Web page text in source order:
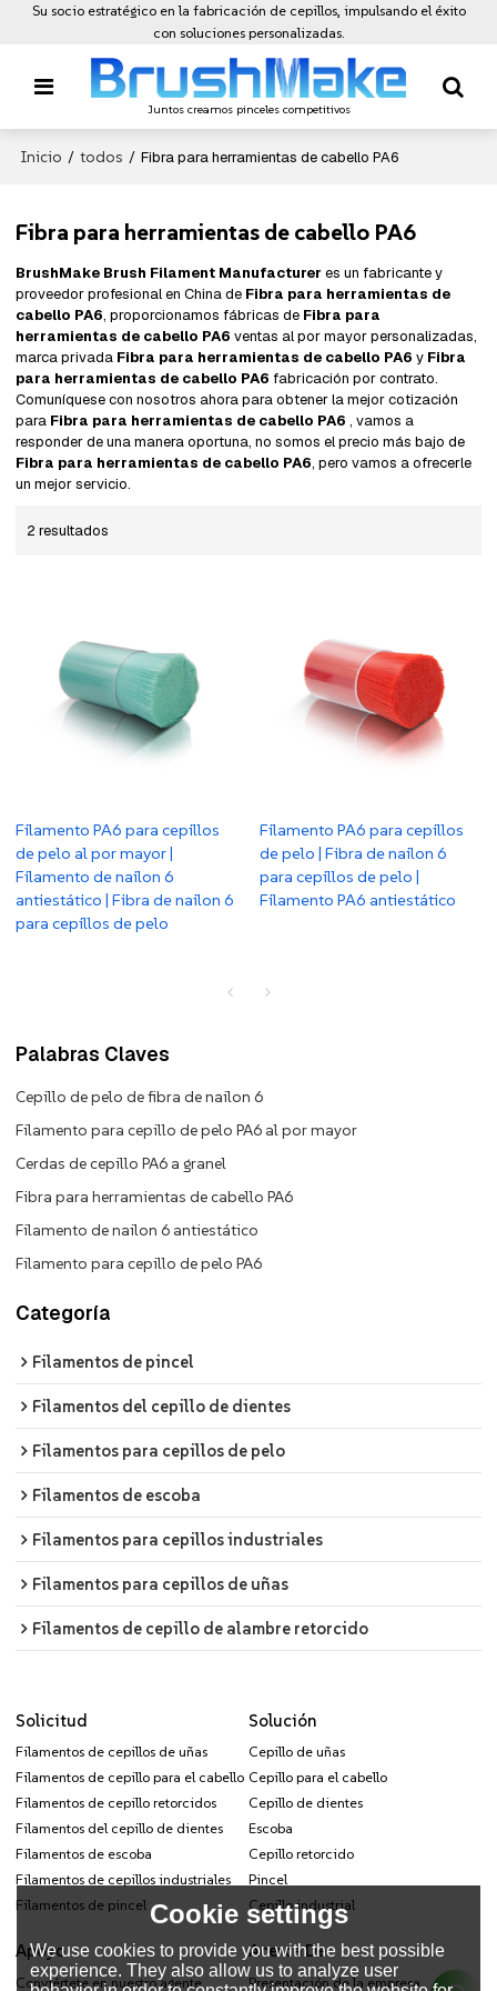
Su socio estratégico en la fabricación de cepillos, impulsando el éxito
con soluciones personalizadas.
Juntos creamos pinceles competitivos
Inicio / todos / Fibra para herramientas de cabello PA6
Fibra para herramientas de cabello PA6
BrushMake Brush Filament Manufacturer es un fabricante y
proveedor profesional en China de Fibra para herramientas de
cabello PA6, proporcionamos fábricas de Fibra para
herramientas de cabello PA6 ventas al por mayor personalizadas,
marca privada Fibra para herramientas de cabello PA6 y Fibra
para herramientas de cabello PA6 fabricación por contrato.
Comuníquese con nosotros ahora para obtener la mejor cotización
para Fibra para herramientas de cabello PA6 , vamos a
responder de una manera oportuna, no somos el precio más bajo de
Fibra para herramientas de cabello PA6, pero vamos a ofrecerle
un mejor servicio.
2 resultados
Filamento PA6 para cepillos
de pelo al por mayor |
Filamento de nailon 6
antiestático | Fibra de nailon 6
para cepillos de pelo
Filamento PA6 para cepillos
de pelo | Fibra de nailon 6
para cepillos de pelo |
Filamento PA6 antiestático
Palabras Claves
Cepillo de pelo de fibra de nailon 6
Filamento para cepillo de pelo PA6 al por mayor
Cerdas de cepillo PA6 a granel
Fibra para herramientas de cabello PA6
Filamento de nailon 6 antiestático
Filamento para cepillo de pelo PA6
Categoría
Filamentos de pincel
Filamentos del cepillo de dientes
Filamentos para cepillos de pelo
Filamentos de escoba
Filamentos para cepillos industriales
Filamentos para cepillos de uñas
Filamentos de cepillo de alambre retorcido
Solicitud
Filamentos de cepillos de uñas
Filamentos de cepillo para el cabello
Filamentos de cepillo retorcidos
Filamentos del cepillo de dientes
Filamentos de escoba
Filamentos de cepillos industriales
Filamentos de pincel
Solución
Cepillo de uñas
Cepillo para el cabello
Cepillo de dientes
Escoba
Cepillo retorcido
Pincel
Cepillo industrial
Apoyo
Conviértete en nuestro agente
Acerca De
Presentación de la empresa
Cookie settings
We use cookies to provide you with the best possible
experience. They also allow us to analyze user